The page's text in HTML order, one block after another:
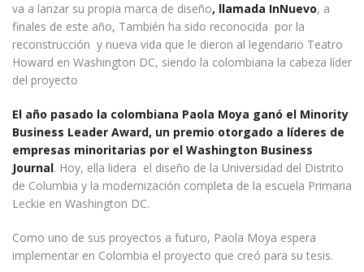
va a lanzar su propia marca de diseño, llamada InNuevo, a
finales de este año, También ha sido reconocida por la
reconstrucción y nueva vida que le dieron al legendario Teatro
Howard en Washington DC, siendo la colombiana la cabeza líder
del proyecto
El año pasado la colombiana Paola Moya ganó el Minority
Business Leader Award, un premio otorgado a líderes de
empresas minoritarias por el Washington Business
Journal. Hoy, ella lidera el diseño de la Universidad del Distrito
de Columbia y la modernización completa de la escuela Primaria
Leckie en Washington DC.
Como uno de sus proyectos a futuro, Paola Moya espera
implementar en Colombia el proyecto que creó para su tesis.